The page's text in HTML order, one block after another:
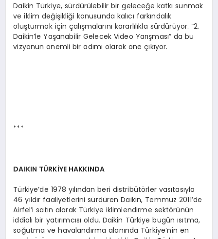
Daikin Türkiye, sürdürülebilir bir geleceğe katkı sunmak
ve iklim değişikliği konusunda kalıcı farkındalık
oluşturmak için çalışmalarını kararlılıkla sürdürüyor. “2.
Daikin’le Yaşanabilir Gelecek Video Yarışması” da bu
vizyonun önemli bir adımı olarak öne çıkıyor.
***
DAIKIN TÜRKİYE HAKKINDA
Türkiye’de 1978 yılından beri distribütörler vasıtasıyla
46 yıldır faaliyetlerini sürdüren Daikin, Temmuz 2011’de
Airfel’i satın alarak Türkiye iklimlendirme sektörünün
iddialı bir yatırımcısı oldu. Daikin Türkiye bugün ısıtma,
soğutma ve havalandırma alanında Türkiye’nin en